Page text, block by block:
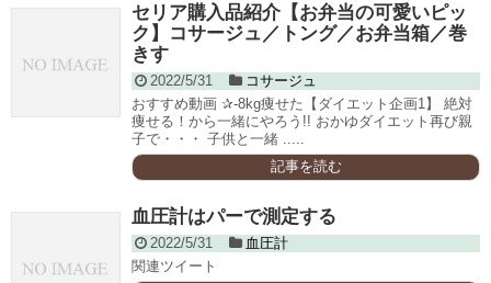
セリア購入品紹介【お弁当の可愛いピッ
ク】コサージュ／トング／お弁当箱／巻
きす
2022/5/31
コサージュ
おすすめ動画 ✰-8kg痩せた【ダイエット企画1】 絶対
痩せる！から一緒にやろう!! おかゆダイエット再び親
子で・・・ 子供と一緒 .....
記事を読む
血圧計はパーで測定する
2022/5/31
血圧計
関連ツイート